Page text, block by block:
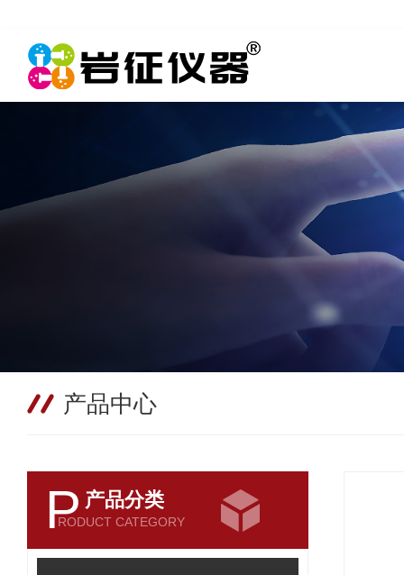
产品中心
P 产品分类
RODUCT CATEGORY